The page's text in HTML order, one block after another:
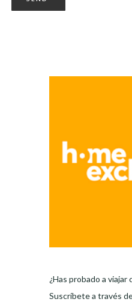
¿Has probado a viajar
Suscríbete a través